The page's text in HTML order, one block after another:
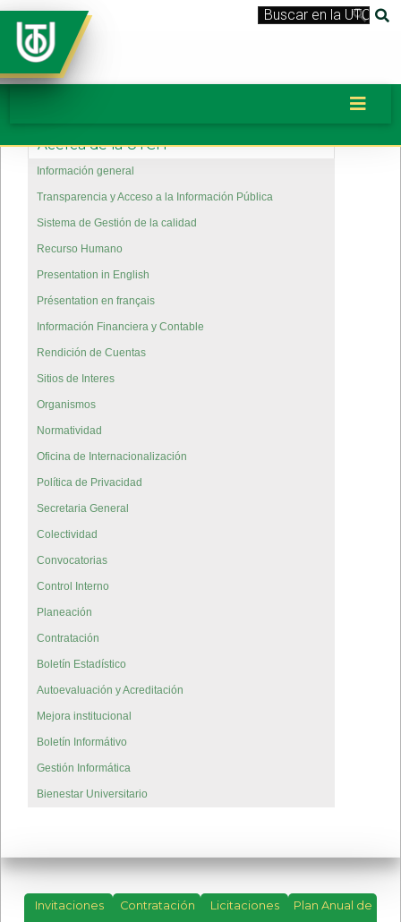
Acerca de la UTCH
Información general
Transparencia y Acceso a la Información Pública
Sistema de Gestión de la calidad
Recurso Humano
Presentation in English
Présentation en français
Información Financiera y Contable
Rendición de Cuentas
Sitios de Interes
Organismos
Normatividad
Oficina de Internacionalización
Política de Privacidad
Secretaria General
Colectividad
Convocatorias
Control Interno
Planeación
Contratación
Boletín Estadístico
Autoevaluación y Acreditación
Mejora institucional
Boletín Informátivo
Gestión Informática
Bienestar Universitario
Invitaciones
Contratación
Licitaciones
Plan Anual de